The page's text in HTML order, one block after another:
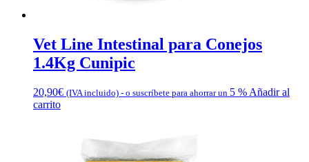
Vet Line Intestinal para Conejos
1.4Kg Cunipic
20,90€ (IVA incluido) - o suscríbete para ahorrar un 5 % Añadir al
carrito